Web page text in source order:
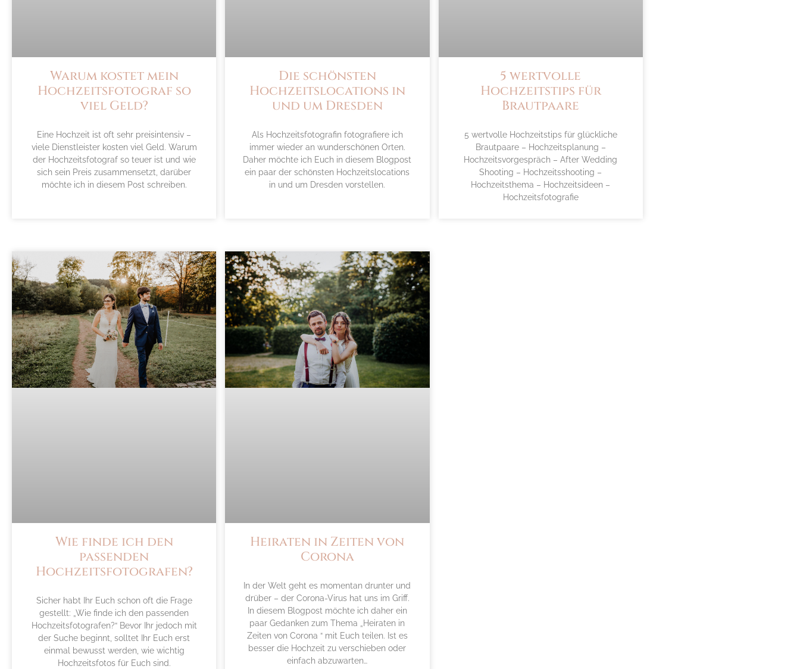
Warum kostet mein
Hochzeitsfotograf so
viel Geld?
Eine Hochzeit ist oft sehr preisintensiv –
viele Dienstleister kosten viel Geld. Warum
der Hochzeitsfotograf so teuer ist und wie
sich sein Preis zusammensetzt, darüber
möchte ich in diesem Post schreiben.
Die schönsten
Hochzeitslocations in
und um Dresden
Als Hochzeitsfotografin fotografiere ich
immer wieder an wunderschönen Orten.
Daher möchte ich Euch in diesem Blogpost
ein paar der schönsten Hochzeitslocations
in und um Dresden vorstellen.
5 wertvolle
Hochzeitstips für
Brautpaare
5 wertvolle Hochzeitstips für glückliche
Brautpaare – Hochzeitsplanung –
Hochzeitsvorgespräch – After Wedding
Shooting – Hochzeitsshooting –
Hochzeitsthema – Hochzeitsideen –
Hochzeitsfotografie
Wie finde ich den
passenden
Hochzeitsfotografen?
Sicher habt Ihr Euch schon oft die Frage
gestellt: „Wie finde ich den passenden
Hochzeitsfotografen?“ Bevor Ihr jedoch mit
der Suche beginnt, solltet Ihr Euch erst
einmal bewusst werden, wie wichtig
Hochzeitsfotos für Euch sind.
Heiraten in Zeiten von
Corona
In der Welt geht es momentan drunter und
drüber – der Corona-Virus hat uns im Griff.
In diesem Blogpost möchte ich daher ein
paar Gedanken zum Thema „Heiraten in
Zeiten von Corona “ mit Euch teilen. Ist es
besser die Hochzeit zu verschieben oder
einfach abzuwarten…